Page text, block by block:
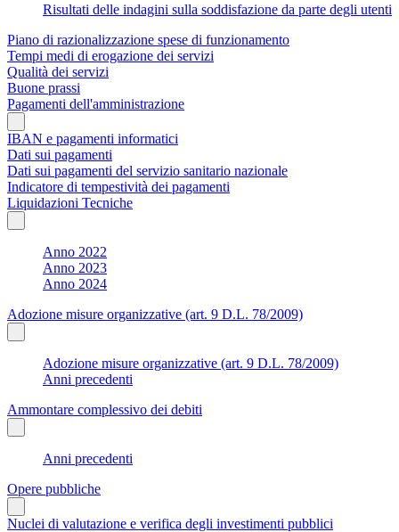
Risultati delle indagini sulla soddisfazione da parte degli utenti
Piano di razionalizzazione spese di funzionamento
Tempi medi di erogazione dei servizi
Qualità dei servizi
Buone prassi
Pagamenti dell'amministrazione
IBAN e pagamenti informatici
Dati sui pagamenti
Dati sui pagamenti del servizio sanitario nazionale
Indicatore di tempestività dei pagamenti
Liquidazioni Tecniche
Anno 2022
Anno 2023
Anno 2024
Adozione misure organizzative (art. 9 D.L. 78/2009)
Adozione misure organizzative (art. 9 D.L. 78/2009)
Anni precedenti
Ammontare complessivo dei debiti
Anni precedenti
Opere pubbliche
Nuclei di valutazione e verifica degli investimenti pubblici